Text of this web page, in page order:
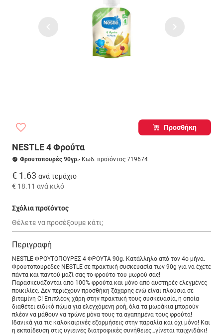
Προσθήκη
NESTLE 4 Φρούτα
Φρουτοπουρές 90γρ.- Κωδ. προϊόντος 719674
€ 1.63 ανά τεμάχιο
€ 18.11 ανά κιλό
Σχόλια προϊόντος
Περιγραφή
NESTLE ΦΡΟΥΤΟΠΟΥΡΕΣ 4 ΦΡΟΥΤΑ 90g. Κατάλληλο από τον 4ο μήνα.
Φρουτοπουρέδες NESTLE σε πρακτική συσκευασία των 90g για να έχετε
πάντα και παντού μαζί σας το φρούτο του μωρού σας!
Παρασκευάζονται από 100% φρούτα και μόνο από αυστηρές ελεγμένες
ποικιλίες. Δεν περιέχουν προσθήκη ζάχαρης ενώ είναι πλούσια σε
βιταμίνη C! Επιπλέον, χάρη στην πρακτική τους συσκευασία, η οποία
διαθέτει ειδικό πώμα για ελεγχόμενη ροή, όλα τα μωράκια μπορούν
πλέον να μάθουν να τρώνε μόνα τους τα αγαπημένα τους φρούτα!
Ιδανικά για τις καλοκαιρινές εξορμήσεις στην παραλία και όχι μόνο! Και
η εκπαίδευση στις υγιεινές διατροφικές συνήθειες…γίνεται παιχνιδάκι!